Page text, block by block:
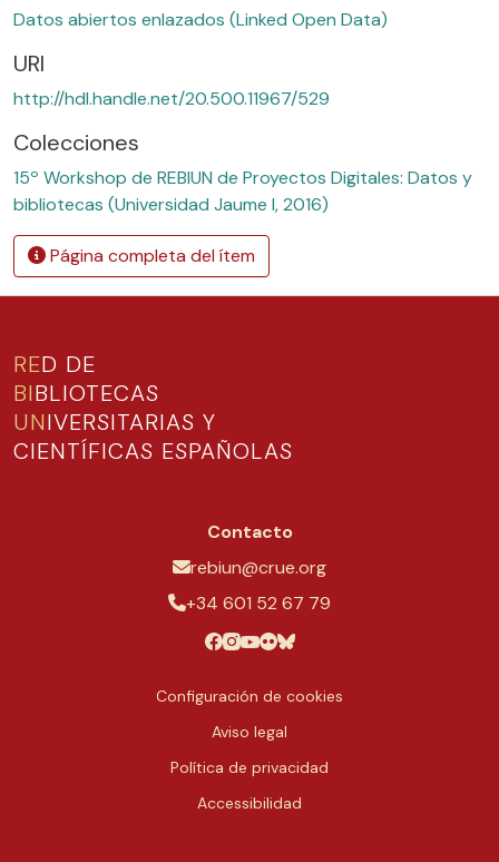
Datos abiertos enlazados (Linked Open Data)
URI
http://hdl.handle.net/20.500.11967/529
Colecciones
15º Workshop de REBIUN de Proyectos Digitales: Datos y
bibliotecas (Universidad Jaume I, 2016)
Página completa del ítem
RED DE
BIBLIOTECAS
UNIVERSITARIAS Y
CIENTÍFICAS ESPAÑOLAS
Contacto
rebiun@crue.org
+34 601 52 67 79
Configuración de cookies
Aviso legal
Política de privacidad
Accessibilidad